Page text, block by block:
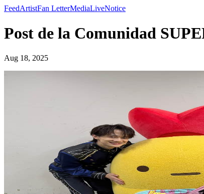
FeedArtistFan LetterMediaLiveNotice
Post de la Comunidad
Aug 18, 2025